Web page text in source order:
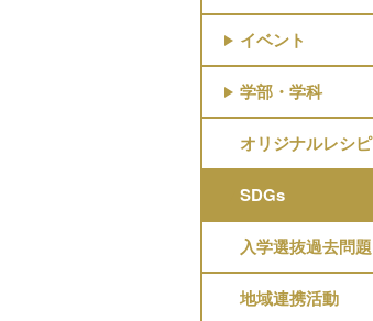
イベント
学部・学科
オリジナルレシピ
SDGs
入学選抜過去問題
地域連携活動